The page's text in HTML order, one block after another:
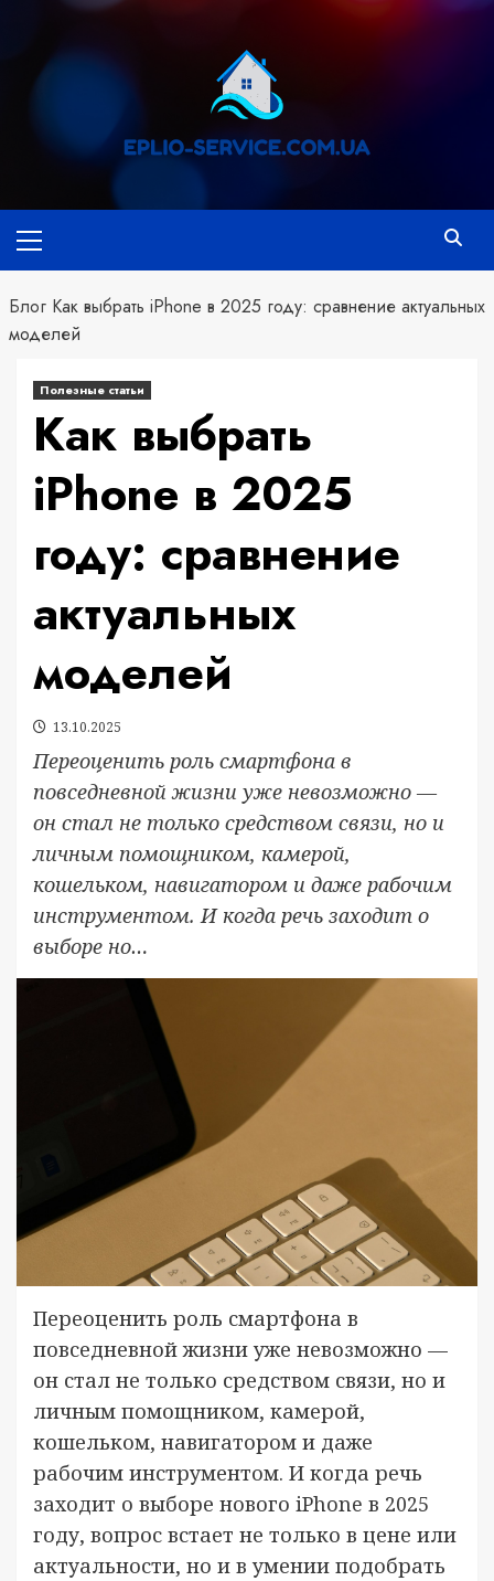
Перейти
содержимому
меню
Блог Как выбрать iPhone в 2025 году: сравнение актуальных
моделей
Полезные статьи
Как выбрать
iPhone в 2025
году: сравнение
актуальных
моделей
13.10.2025
Переоценить роль смартфона в
повседневной жизни уже невозможно —
он стал не только средством связи, но и
личным помощником, камерой,
кошельком, навигатором и даже рабочим
инструментом. И когда речь заходит о
выборе но…
Переоценить роль смартфона в
повседневной жизни уже невозможно —
он стал не только средством связи, но и
личным помощником, камерой,
кошельком, навигатором и даже
рабочим инструментом. И когда речь
заходит о выборе нового iPhone в 2025
году, вопрос встает не только в цене или
актуальности, но и в умении подобрать